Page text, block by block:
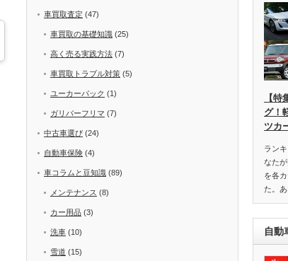
車買取査定 (47)
車買取の基礎知識 (25)
高く売る実践方法 (7)
車買取トラブル対策 (5)
ユーカーパック (1)
ガリバーフリマ (7)
中古車選び (24)
自動車保険 (4)
車コラムと豆知識 (89)
メンテナンス (8)
カー用品 (3)
洗車 (10)
雪道 (15)
【
グ！
ツカ
ラン
なた
を各
た。
自動